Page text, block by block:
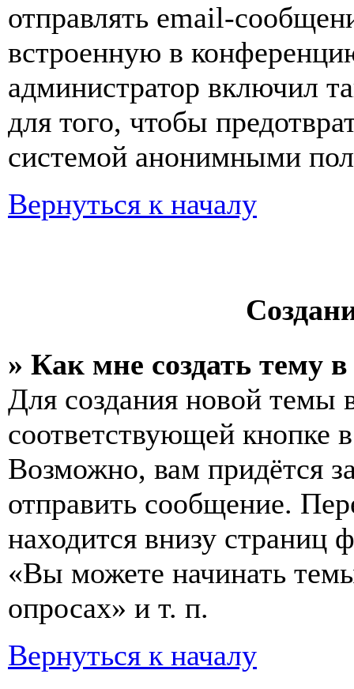
отправлять email-
встроенную в
администратор включил
для того, чтобы
системой анонимными
Вернуться к началу
» Как мне создать тему
Для создания новой темы
соответствующей кнопке
Возможно, вам придётся
отправить сообщение.
находится внизу
«Вы можете начинать
опросах» и т. п.
Вернуться к началу